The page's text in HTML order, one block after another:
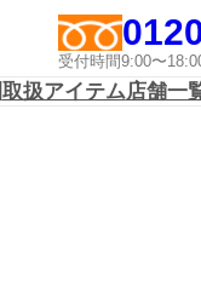
受付時間9:00〜
取扱アイテム店舗一